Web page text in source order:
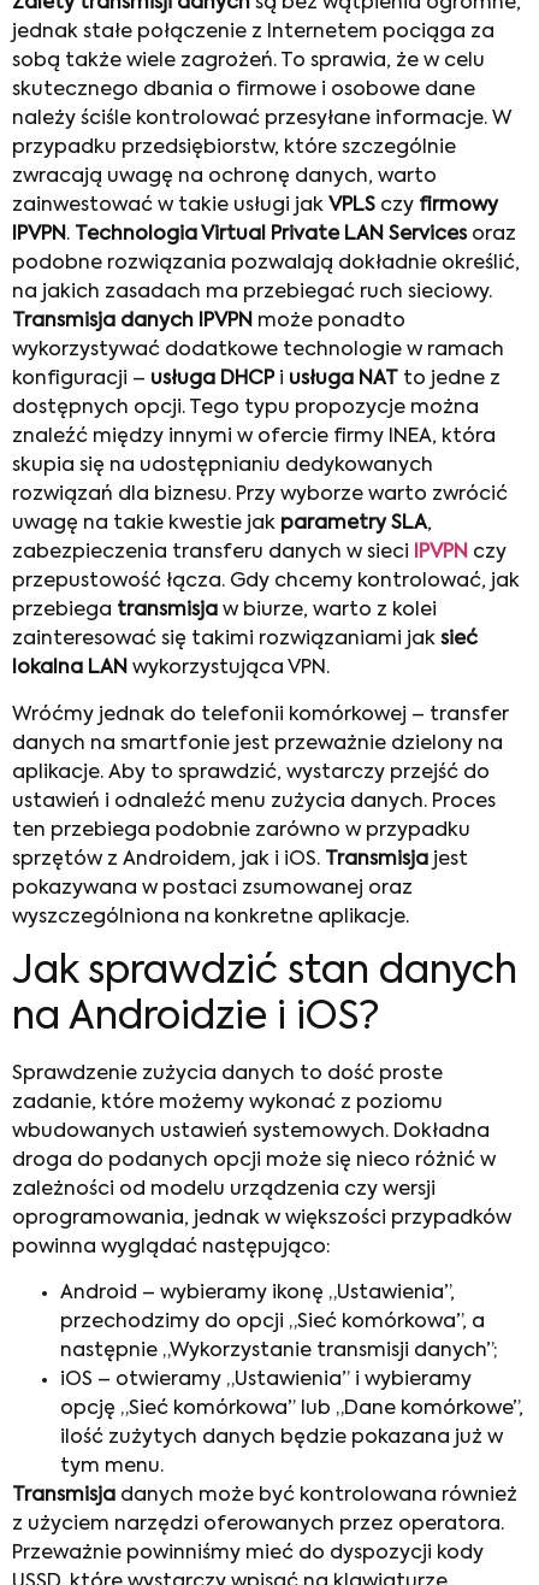
jednak stałe połączenie z Internetem pociąga za
sobą także wiele zagrożeń. To sprawia, że w celu
skutecznego dbania o firmowe i osobowe dane
należy ściśle kontrolować przesyłane informacje. W
przypadku przedsiębiorstw, które szczególnie
zwracają uwagę na ochronę danych, warto
zainwestować w takie usługi jak VPLS czy firmowy
IPVPN. Technologia Virtual Private LAN Servicesoraz
podobne rozwiązania pozwalają dokładnie określić,
na jakich zasadach ma przebiegać ruch sieciowy.
Transmisja danych IPVPN może ponadto
wykorzystywać dodatkowe technologie w ramach
konfiguracji – usługa DHCPi usługa NAT
to jedne z
dostępnych opcji. Tego typu propozycje można
znaleźć między innymi w ofercie firmy INEA, która
skupia się na udostępnianiu dedykowanych
rozwiązań dla biznesu. Przy wyborze warto zwrócić
uwagę na takie kwestie jak parametry SLA,
zabezpieczenia transferu danych w sieci
IPVPN czy
przepustowość łącza. Gdy chcemy kontrolować, jak
przebiega transmisja w biurze, warto z kolei
zainteresować się takimi rozwiązaniami jak sieć
lokalna LAN wykorzystująca VPN.
Wróćmy jednak do telefonii komórkowej – transfer
danych na smartfonie jest przeważnie dzielony na
aplikacje. Aby to sprawdzić, wystarczy przejść do
ustawień i odnaleźć menu zużycia danych. Proces
ten przebiega podobnie zarówno w przypadku
sprzętów z Androidem, jak i iOS. Transmisja jest
pokazywana w postaci zsumowanej oraz
wyszczególniona na konkretne aplikacje.
Jak sprawdzić stan danych
na Androidzie i iOS?
Sprawdzenie zużycia danych to dość proste
zadanie, które możemy wykonać z poziomu
wbudowanych ustawień systemowych. Dokładna
droga do podanych opcji może się nieco różnić w
zależności od modelu urządzenia czy wersji
oprogramowania, jednak w większości przypadków
powinna wyglądać następująco:
Android – wybieramy ikonę „Ustawienia”,
przechodzimy do opcji „Sieć komórkowa”, a
następnie „Wykorzystanie transmisji danych”;
iOS – otwieramy „Ustawienia” i wybieramy
opcję „Sieć komórkowa” lub „Dane komórkowe”,
ilość zużytych danych będzie pokazana już w
tym menu.
Transmisja danych może być kontrolowana również
z użyciem narzędzi oferowanych przez operatora.
Przeważnie powinniśmy mieć do dyspozycji kody